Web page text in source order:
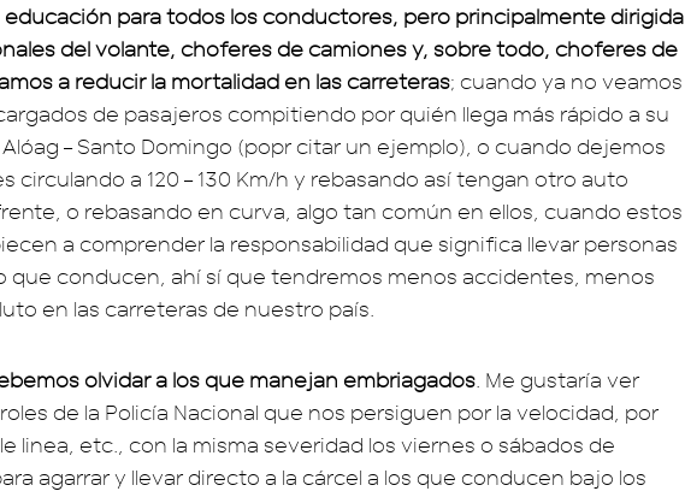
educación para todos los conductores, pero principalmente dirigida
del volante, choferes de camiones y, sobre todo, choferes de
a reducir la mortalidad en las carreteras; cuando ya no veamos
de pasajeros compitiendo por quién llega más rápido a su
– Santo Domingo (popr citar un ejemplo), o cuando dejemos
circulando a 120 – 130 Km/h y rebasando así tengan otro auto
o rebasando en curva, algo tan común en ellos, cuando estos
a comprender la responsabilidad que significa llevar personas
que conducen, ahí sí que tendremos menos accidentes, menos
en las carreteras de nuestro país.
olvidar a los que manejan embriagados . Me gustaría ver
de la Policía Nacional que nos persiguen por la velocidad, por
linea, etc., con la misma severidad los viernes o sábados de
agarrar y llevar directo a la cárcel a los que conducen bajo los